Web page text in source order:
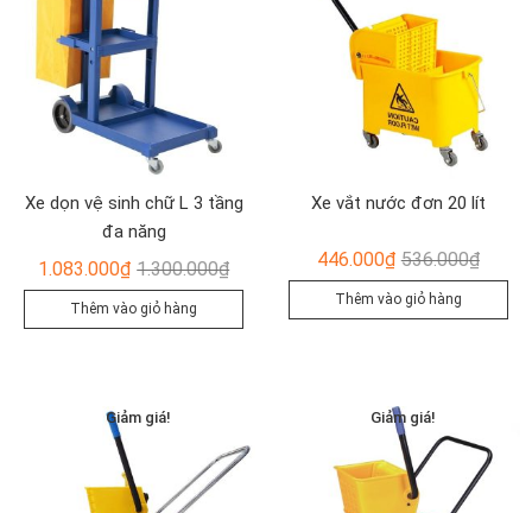
Xe dọn vệ sinh chữ L 3 tầng
đa năng
1.300.000₫Giá
gốc
là:
1.083.000₫
Giá
hiện
tại
Thêm vào giỏ hàng
Xe vắt nước đơn 20 lít
536.000₫Giá
gốc
là:
446.000₫
Giá
hiện
tại
Thêm vào giỏ hàng
Giảm giá! Giảm giá!